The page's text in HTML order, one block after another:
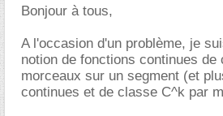
Bonjour à tous,
A l'occasion d'un problème, je
notion de fonctions continues de
morceaux sur un segment (et
continues et de classe C^k par